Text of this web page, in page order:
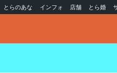
とらのあな インフォ 店舗 とら婚